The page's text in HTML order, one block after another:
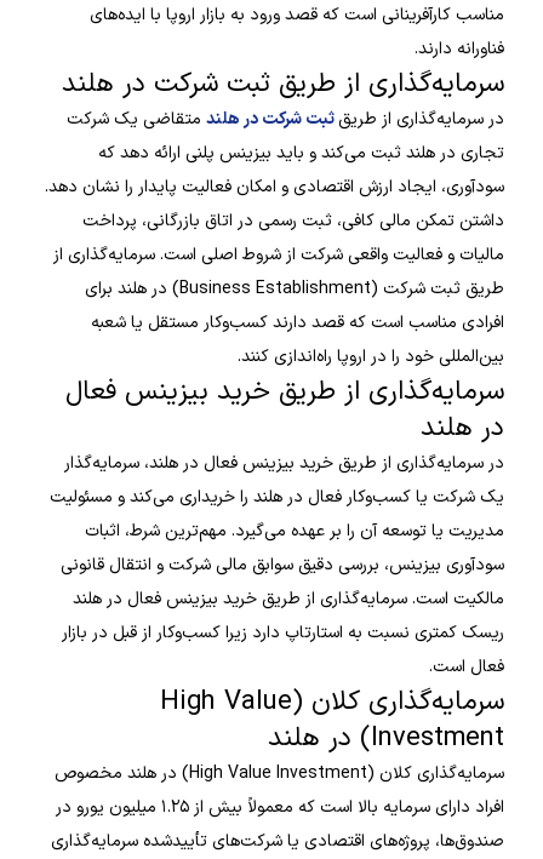
مناسب کارآفرینانی است که قصد ورود به بازار اروپا با ایده‌های
فناورانه دارند.
سرمایه‌گذاری از طریق ثبت شرکت در هلند
در سرمایه‌گذاری از طریقثبت شرکت در هلند متقاضی یک شرکت
تجاری در هلند ثبت می‌کند و باید بیزینس پلنی ارائه دهد که
سودآوری، ایجاد ارزش اقتصادی و امکان فعالیت پایدار را نشان دهد.
داشتن تمکن مالی کافی، ثبت رسمی در اتاق بازرگانی، پرداخت
مالیات و فعالیت واقعی شرکت از شروط اصلی است. سرمایه‌گذاری از
طریق ثبت شرکت (Business Establishment) در هلند برای
افرادی مناسب است که قصد دارند کسب‌وکار مستقل یا شعبه
بین‌المللی خود را در اروپا راه‌اندازی کنند.
سرمایه‌گذاری از طریق خرید بیزینس فعال
در هلند
در سرمایه‌گذاری از طریق خرید بیزینس فعال در هلند، سرمایه‌گذار
یک شرکت یا کسب‌وکار فعال در هلند را خریداری می‌کند و مسئولیت
مدیریت یا توسعه آن را بر عهده می‌گیرد. مهم‌ترین شرط، اثبات
سودآوری بیزینس، بررسی دقیق سوابق مالی شرکت و انتقال قانونی
مالکیت است. سرمایه‌گذاری از طریق خرید بیزینس فعال در هلند
ریسک کمتری نسبت به استارتاپ دارد زیرا کسب‌وکار از قبل در بازار
فعال است.
سرمایه‌گذاری کلان (High Value
Investment) در هلند
سرمایه‌گذاری کلان (High Value Investment) در هلند مخصوص
افراد دارای سرمایه بالا است که معمولاً بیش از ۱.۲۵ میلیون یورو در
صندوق‌ها، پروژه‌های اقتصادی یا شرکت‌های تأییدشده سرمایه‌گذاری